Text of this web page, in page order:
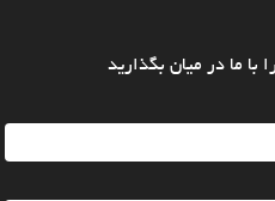
با ما در میان بگذارید